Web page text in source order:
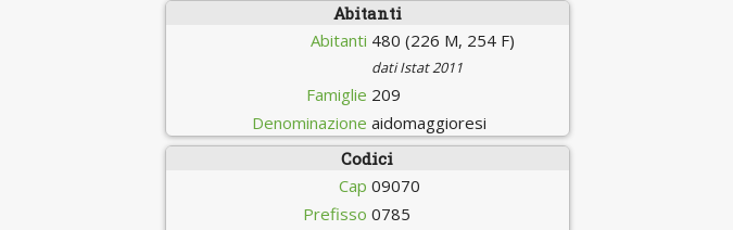
Abitanti
Abitanti 480 (226 M, 254 F)
dati Istat 2011
Famiglie 209
Denominazione aidomaggioresi
Codici
Cap 09070
Prefisso 0785